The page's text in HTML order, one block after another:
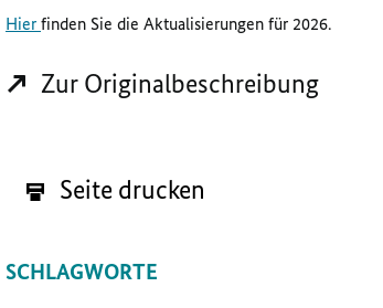
Hier finden Sie die Aktualisierungen für 2026.
Zur Originalbeschreibung
Seite drucken
SCHLAGWORTE